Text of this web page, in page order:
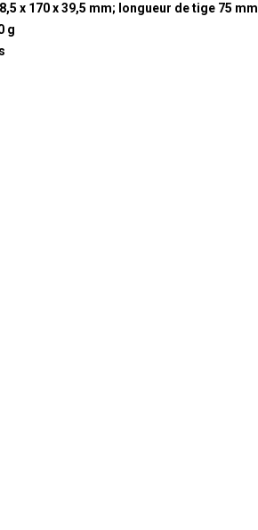
x 170 x 39,5 mm; longueur de tige 75 mm
g